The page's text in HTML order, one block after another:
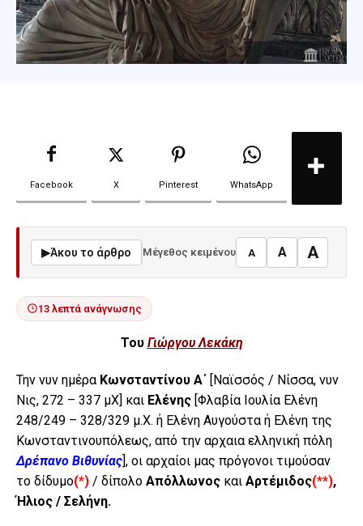
Facebook X Pinterest WhatsApp
▶Άκου το άρθρο Μέγεθος κειμένου A A A
13 λεπτά ανάγνωσης
Του Γιώργου Λεκάκη
Την νυν ημέρα Κωνσταντίνου Α΄
[Ναϊσσός / Νίσσα, νυν
Νις, 272 – 337 μΧ] και Ελένης [Φλαβία Ιουλία Ελένη
248/249 – 328/329 μ.Χ. ή Ελένη Αυγούστα ή Ελένη της
Κωνσταντινουπόλεως, από την αρχαια ελληνική πόλη
Δρέπανο Βιθυνίας ], οι αρχαίοι μας πρόγονοι τιμούσαν
το δίδυμο(*) / δίπολο Απόλλωνος και Αρτέμιδος(**),
Ήλιος / Σελήνη.